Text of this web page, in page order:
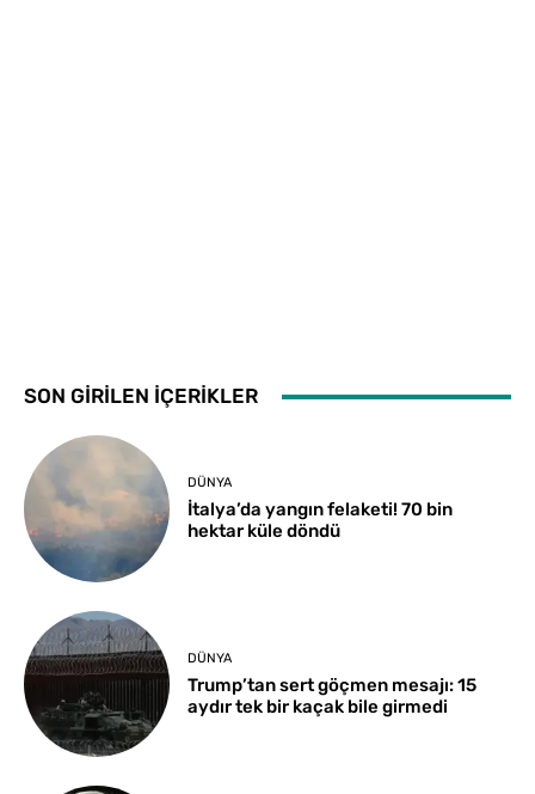
SON GİRİLEN İÇERİKLER
DÜNYA
İtalya’da yangın felaketi! 70 bin
hektar küle döndü
DÜNYA
Trump’tan sert göçmen mesajı: 15
aydır tek bir kaçak bile girmedi